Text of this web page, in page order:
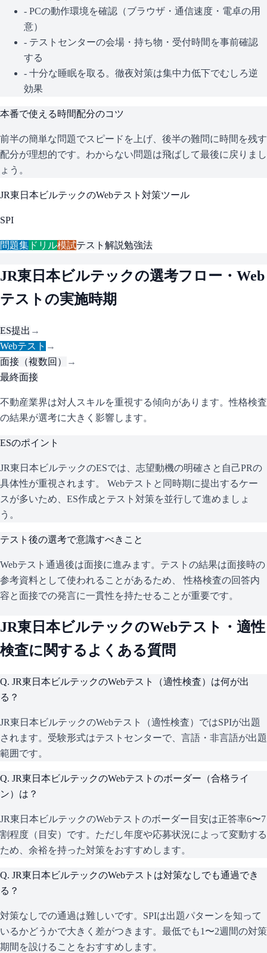
- PCの動作環境を確認（ブラウザ・通信速度・電卓の用
意）
- テストセンターの会場・持ち物・受付時間を事前確認
する
- 十分な睡眠を取る。徹夜対策は集中力低下でむしろ逆
効果
本番で使える時間配分のコツ
前半の簡単な問題でスピードを上げ、後半の難問に時間を残す
配分が理想的です。わからない問題は飛ばして最後に戻りまし
ょう。
JR東日本ビルテックのWebテスト対策ツール
SPI
問題集 ドリル模試テスト解説勉強法
JR東日本ビルテックの選考フロー・Web
テストの実施時期
ES提出 →
Webテスト →
面接（複数回）
→
最終面接
不動産業界は対人スキルを重視する傾向があります。性格検査
の結果が選考に大きく影響します。
ESのポイント
JR東日本ビルテックのESでは、志望動機の明確さと自己PRの
具体性が重視されます。 Webテストと同時期に提出するケー
スが多いため、ES作成とテスト対策を並行して進めましょ
う。
テスト後の選考で意識すべきこと
Webテスト通過後は面接に進みます。テストの結果は面接時の
参考資料として使われることがあるため、 性格検査の回答内
容と面接での発言に一貫性を持たせることが重要です。
JR東日本ビルテックのWebテスト・適性
検査に関するよくある質問
Q. JR東日本ビルテックのWebテスト（適性検査）は何が出
る？
JR東日本ビルテックのWebテスト（適性検査）ではSPIが出題
されます。受験形式はテストセンターで、言語・非言語が出題
範囲です。
Q. JR東日本ビルテックのWebテストのボーダー（合格ライ
ン）は？
JR東日本ビルテックのWebテストのボーダー目安は正答率6〜7
割程度（目安）です。ただし年度や応募状況によって変動する
ため、余裕を持った対策をおすすめします。
Q. JR東日本ビルテックのWebテストは対策なしでも通過でき
る？
対策なしでの通過は難しいです。SPIは出題パターンを知って
いるかどうかで大きく差がつきます。最低でも1〜2週間の対策
期間を設けることをおすすめします。